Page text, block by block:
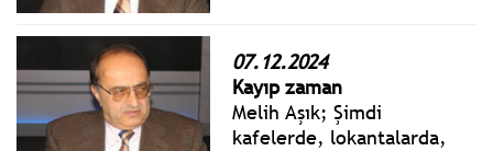
SMO ile PYD /YPG
arasındaki mücadele
şiddetlenecek, bu
mücadele Türkiye’yi de
07.12.2024
Kayıp zaman
Melih Aşık; Şimdi
kafelerde, lokantalarda,